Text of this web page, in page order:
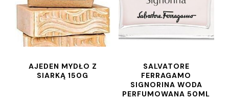
AJEDEN MYDŁO Z
SIARKĄ 150G
SALVATORE
FERRAGAMO
SIGNORINA WODA
PERFUMOWANA 50ML